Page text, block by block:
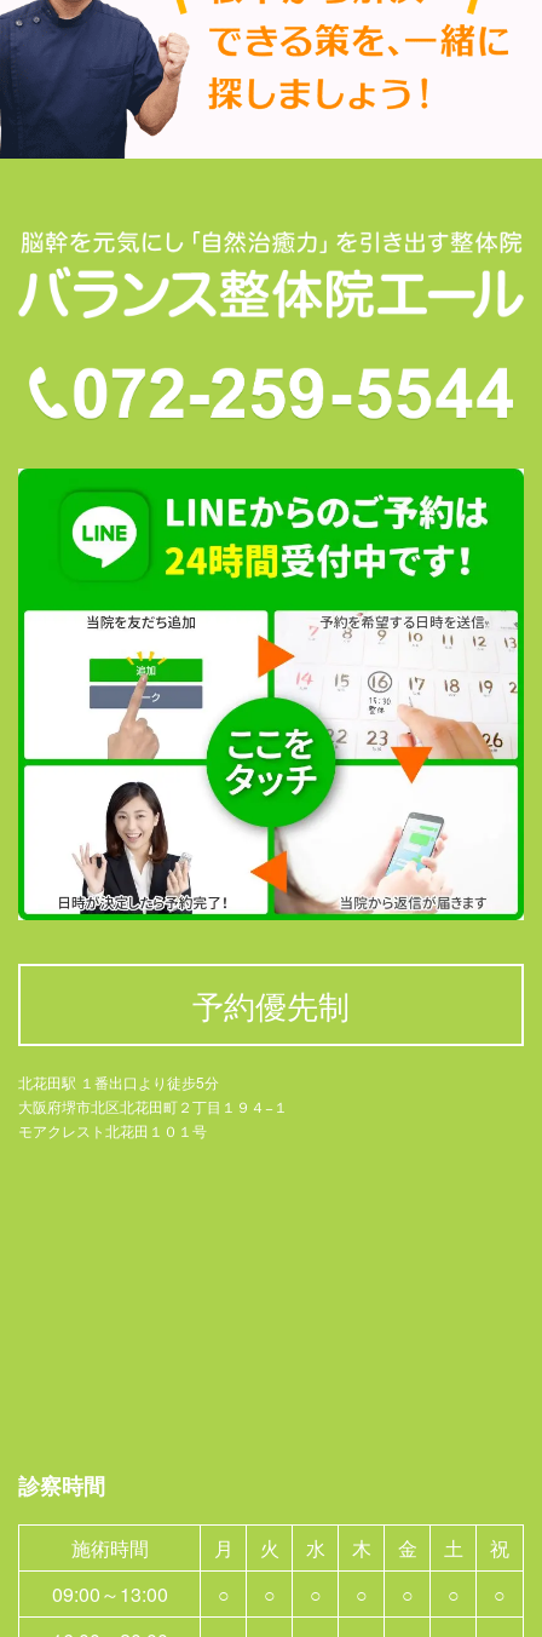
予約優先制
北花田駅 １番出口より徒步5分
大阪府堺市北区北花田町２丁目１９４−１
モアクレスト北花田１０１号
診察時間
施術時間 月 火 水 木 金 土
祝
09:00～13:00
○ ○ ○ ○ ○ ○
○